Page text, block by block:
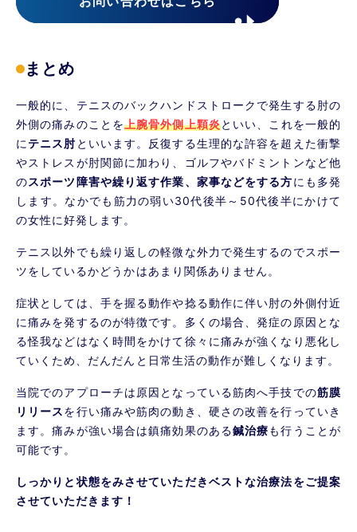
まとめ
一般的に、テニスのバックハンドストロークで発生する肘の
外側の痛みのことを上腕骨外側上顆炎といい、これを一般的
に テニス肘といいます。反復する生理的な許容を超えた衝撃
やストレスが肘関節に加わり、ゴルフやバドミントンなど他
のスポーツ障害や繰り返す作業、家事などをする方にも多発
します。なかでも筋力の弱い30代後半～50代後半にかけて
の女性に好発します。
テニス以外でも繰り返しの軽微な外力で発生するのでスポー
ツをしているかどうかはあまり関係ありません。
症状としては、手を握る動作や捻る動作に伴い肘の外側付近
に痛みを発するのが特徴です。多くの場合、発症の原因とな
る怪我などはなく時間をかけて徐々に痛みが強くなり悪化し
ていくため、だんだんと日常生活の動作が難しくなります。
当院でのアプローチは原因となっている筋肉へ手技での筋膜
リリースを行い痛みや筋肉の動き、硬さの改善を行っていき
ます。痛みが強い場合は鎮痛効果のある鍼治療も行うことが
可能です。
しっかりと状態をみさせていただきベストな治療法をご提案
させていただきます！